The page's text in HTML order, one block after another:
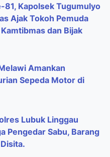
81, Kapolsek Tugumulyo
Ajak Tokoh Pemuda
dan Bijak
Amankan
Sepeda Motor di
Lubuk Linggau
Pengedar Sabu, Barang